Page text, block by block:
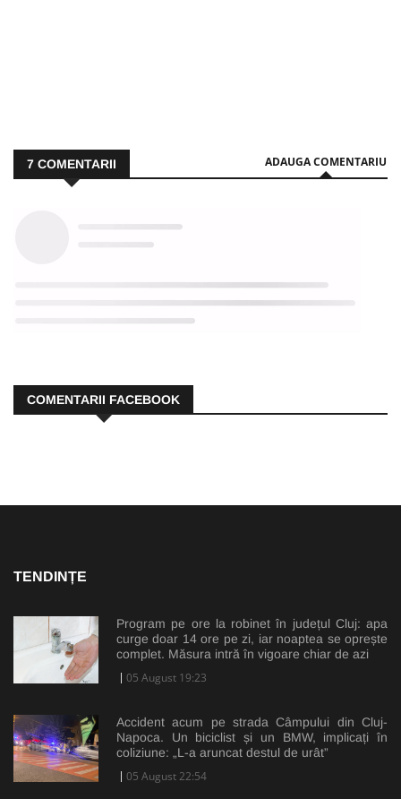
7 COMENTARII ADAUGA COMENTARIU
COMENTARII FACEBOOK
TENDINȚE
Program pe ore la robinet în județul Cluj: apa
curge doar 14 ore pe zi, iar noaptea se oprește
complet. Măsura intră în vigoare chiar de azi
05 August 19:23
Accident acum pe strada Câmpului din Cluj-
Napoca. Un biciclist și un BMW, implicați în
coliziune: „L-a aruncat destul de urât”
05 August 22:54